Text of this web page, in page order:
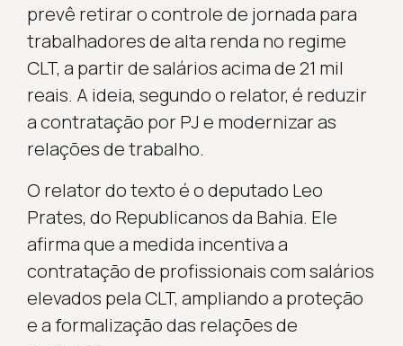
prevê retirar o controle de jornada para
trabalhadores de alta renda no regime
CLT, a partir de salários acima de 21 mil
reais. A ideia, segundo o relator, é reduzir
a contratação por PJ e modernizar as
relações de trabalho.
O relator do texto é o deputado Leo
Prates, do Republicanos da Bahia. Ele
afirma que a medida incentiva a
contratação de profissionais com salários
elevados pela CLT, ampliando a proteção
e a formalização das relações de